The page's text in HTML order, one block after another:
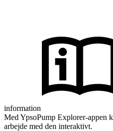
information
Med YpsoPump Explorer-appen
arbejde med den interaktivt.